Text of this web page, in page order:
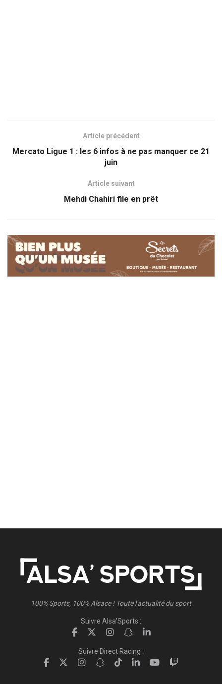
Article précédent
Mercato Ligue 1 : les 6 infos à ne pas manquer ce 21
juin
Article suivant
Mehdi Chahiri file en prêt
100% Sports, 100% Alsace ! Toute l'actualité du sport
Suivre Alsa'Sports :
Suivre Direct Racing :